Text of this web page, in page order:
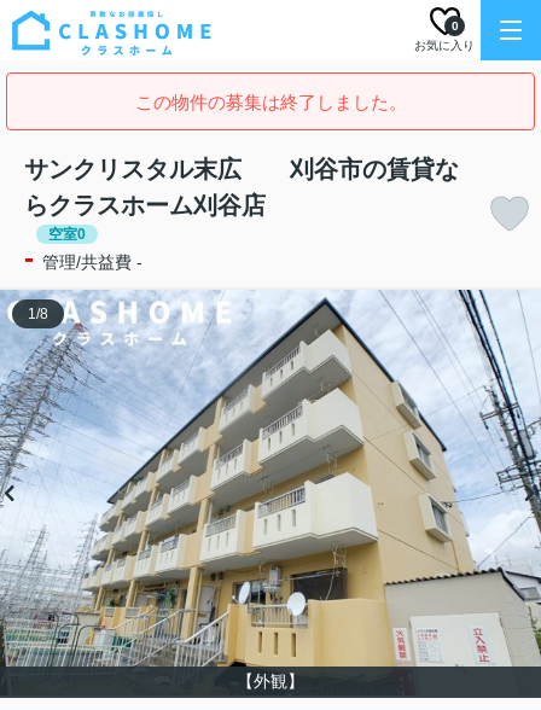
お気に入り
0
この物件の募集は終了しました。
サンクリスタル末広 刈谷市の賃貸な
らクラスホーム刈谷店
空室0
- 管理/共益費 -
【外観】
1/8